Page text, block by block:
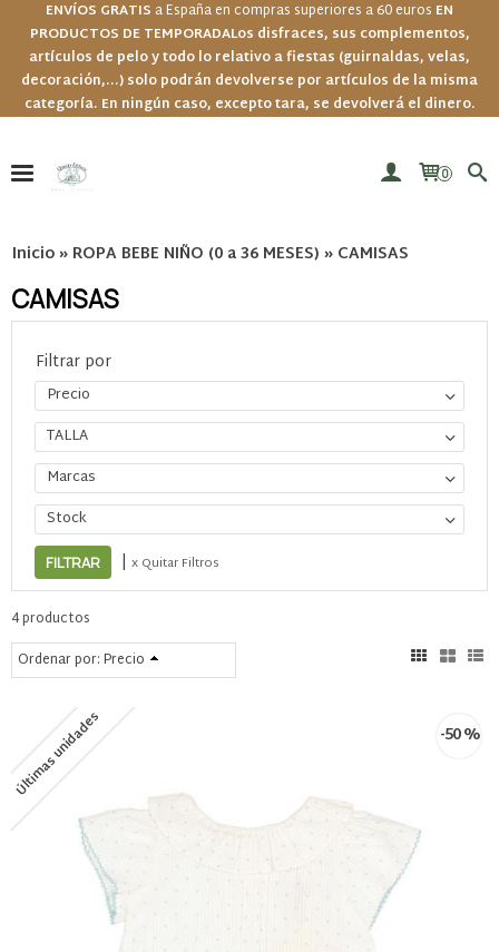
ENVÍOS GRATIS a España en compras superiores a 60 euros EN
PRODUCTOS DE TEMPORADALos disfraces, sus complementos,
artículos de pelo y todo lo relativo a fiestas (guirnaldas, velas,
decoración,...) solo podrán devolverse por artículos de la misma
categoría. En ningún caso, excepto tara, se devolverá el dinero.
0
Inicio» ROPA BEBE NIÑO (0 a 36 MESES) » CAMISAS
CAMISAS
Filtrar por
Precio
TALLA
Marcas
Stock
| x Quitar Filtros
4 productos
Ordenar por:Precio
Últimas unidades -50 %